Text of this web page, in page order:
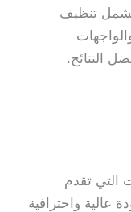
تنظيف
النتائج.
التي تقدم
عالية واحترافية